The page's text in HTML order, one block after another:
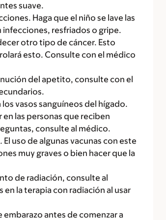
suave.
Haga que el niño se lave las
infecciones, resfriados o gripe.
otro tipo de cáncer. Esto
esto. Consulte con el médico
del apetito, consulte con el
vasos sanguíneos del hígado.
las personas que reciben
consulte al médico.
uso de algunas vacunas con este
muy graves o bien hacer que la
de radiación, consulte al
la terapia con radiación al usar
embarazo antes de comenzar a